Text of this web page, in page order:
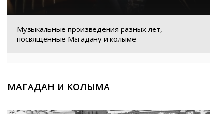
Музыкальные произведения разных лет,
посвященные Магадану и колыме
МАГАДАН И КОЛЫМА